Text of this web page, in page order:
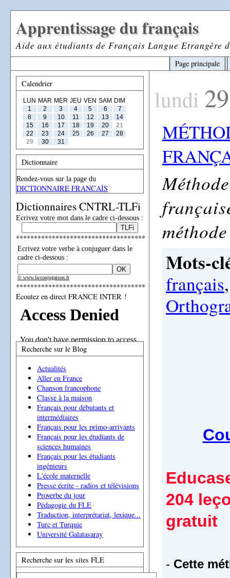
Apprentissage du français
Aide aux étudiants de Français Langue Etrangère
Page principale
Calendrier
LUN MAR MER JEU VEN SAM
DIM
1
2 3 4 5 6
7
8
9 10 11 12 13
14
15
16 17 18 19 20
21
22
23 24 25 26 27
28
29
30 31
Dictionnaire
Rendez-vous sur la page du
DICTIONNAIRE FRANCAİS
Dictionnaires CNTRL-TLFi
Ecrivez votre mot dans le cadre ci-dessous :
************************************
Ecrivez votre verbe à conjuguer dans le
cadre ci-dessous :
© www.la-conjugaison.fr
************************************
Ecoutez en direct FRANCE INTER !
Recherche sur le Blog
Actualités
Aller en France
Chanson francophone
Classe à la maison
Français pour débutants et
intermédiaires
Français pour les primo-arrivants
Français pour les étudiants de
sciences humaines
Français pour les étudiants
ingénieurs
L'école maternelle
Presse écrite - radios et télévisions
Proverbe du jour
Pédagogie du FLE
Traduction, interprétariat, lexique...
Turc et Turquie
Université Galatasaray
Recherche sur les sites FLE
lundi 29
Mots-
français
204
gratuit
- Cette